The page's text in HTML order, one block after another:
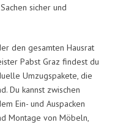
sicher und
den gesamten Hausrat
Pabst Graz findest du
Umzugspakete, die
Du kannst zwischen
Ein- und Auspacken
Montage von Möbeln,